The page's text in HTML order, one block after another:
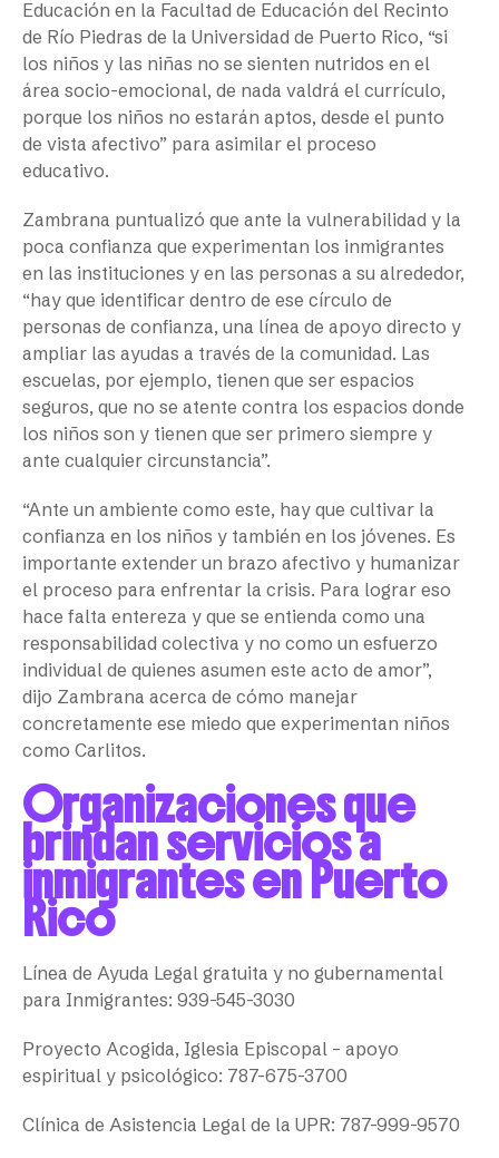
Educación en la Facultad de Educación del Recinto
de Río Piedras de la Universidad de Puerto Rico, “si
los niños y las niñas no se sienten nutridos en el
área socio-emocional, de nada valdrá el currículo,
porque los niños no estarán aptos, desde el punto
de vista afectivo” para asimilar el proceso
educativo.
Zambrana puntualizó que ante la vulnerabilidad y la
poca confianza que experimentan los inmigrantes
en las instituciones y en las personas a su alrededor,
“hay que identificar dentro de ese círculo de
personas de confianza, una línea de apoyo directo y
ampliar las ayudas a través de la comunidad. Las
escuelas, por ejemplo, tienen que ser espacios
seguros, que no se atente contra los espacios donde
los niños son y tienen que ser primero siempre y
ante cualquier circunstancia”.
“Ante un ambiente como este, hay que cultivar la
confianza en los niños y también en los jóvenes. Es
importante extender un brazo afectivo y humanizar
el proceso para enfrentar la crisis. Para lograr eso
hace falta entereza y que se entienda como una
responsabilidad colectiva y no como un esfuerzo
individual de quienes asumen este acto de amor”,
dijo Zambrana acerca de cómo manejar
concretamente ese miedo que experimentan niños
como Carlitos.
Organizaciones que
brindan servicios a
inmigrantes en Puerto
Rico
Línea de Ayuda Legal gratuita y no gubernamental
para Inmigrantes: 939-545-3030
Proyecto Acogida, Iglesia Episcopal – apoyo
espiritual y psicológico: 787-675-3700
Clínica de Asistencia Legal de la UPR: 787-999-9570